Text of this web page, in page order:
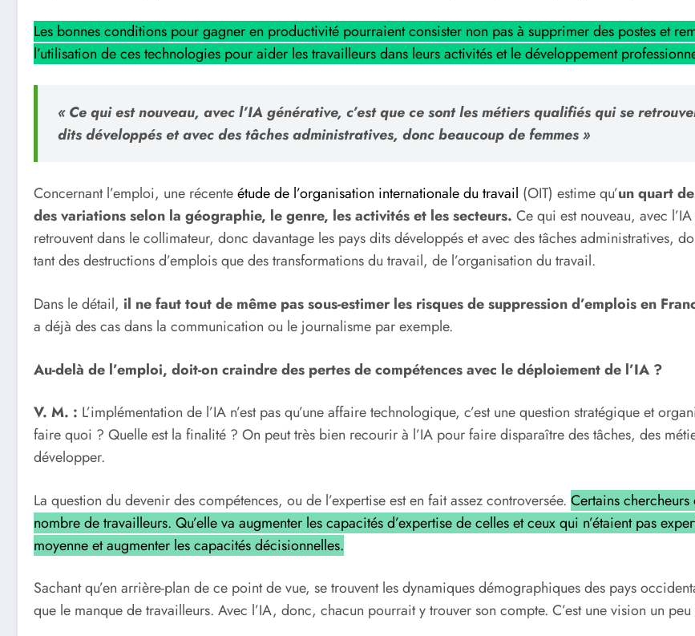
Les bonnes conditions pour gagner en productivité pourraient consister non pas à supprimer des postes et
l’utilisation de ces technologies pour aider les travailleurs dans leurs activités et le développement
« Ce qui est nouveau, avec l’IA générative, c’est que ce sont les métiers qualifiés qui se
dits développés et avec des tâches administratives, donc beaucoup de femmes »
Concernant l’emploi, une récenteétude de l’organisation internationale du travail (OIT) estime qu’un quart
des variations selon la géographie, le genre, les activités et les secteurs. Ce qui est nouveau, avec
retrouvent dans le collimateur, donc davantage les pays dits développés et avec des tâches administratives,
tant des destructions d’emplois que des transformations du travail, de l’organisation du travail.
Dans le détail, il ne faut tout de même pas sous-estimer les risques de suppression d’emplois en
a déjà des cas dans la communication ou le journalisme par exemple.
Au-delà de l’emploi, doit-on craindre des pertes de compétences avec le déploiement de l’IA ?
V. M. : L’implémentation de l’IA n’est pas qu’une affaire technologique, c’est une question stratégique et
faire quoi ? Quelle est la finalité ? On peut très bien recourir à l’IA pour faire disparaître des tâches, des
développer.
La question du devenir des compétences, ou de l’expertise est en fait assez controversée. Certains
nombre de travailleurs. Qu’elle va augmenter les capacités d’expertise de celles et ceux qui n’étaient pas
moyenne et augmenter les capacités décisionnelles.
Sachant qu’en arrière-plan de ce point de vue, se trouvent les dynamiques démographiques des pays
que le manque de travailleurs. Avec l’IA, donc, chacun pourrait y trouver son compte. C’est une vision un